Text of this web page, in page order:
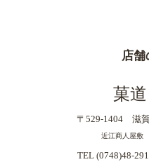
店舗
菓
〒529-1404 滋
近江商人屋敷
TEL (0748)48-